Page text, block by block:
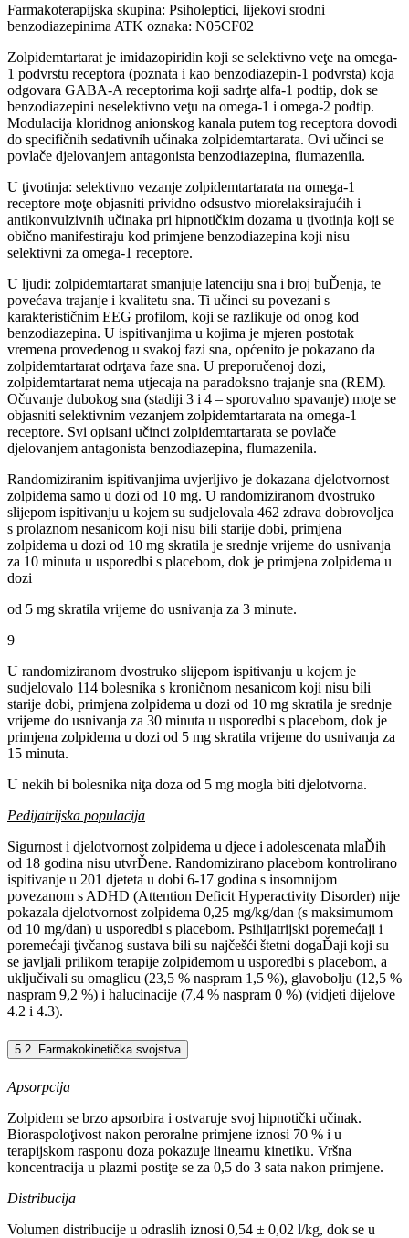
Farmakoterapijska skupina: Psiholeptici, lijekovi srodni
benzodiazepinima ATK oznaka: N05CF02
Zolpidemtartarat je imidazopiridin koji se selektivno veţe na omega-
1 podvrstu receptora (poznata i kao benzodiazepin-1 podvrsta) koja
odgovara GABA-A receptorima koji sadrţe alfa-1 podtip, dok se
benzodiazepini neselektivno veţu na omega-1 i omega-2 podtip.
Modulacija kloridnog anionskog kanala putem tog receptora dovodi
do specifičnih sedativnih učinaka zolpidemtartarata. Ovi učinci se
povlače djelovanjem antagonista benzodiazepina, flumazenila.
U ţivotinja: selektivno vezanje zolpidemtartarata na omega-1
receptore moţe objasniti prividno odsustvo miorelaksirajućih i
antikonvulzivnih učinaka pri hipnotičkim dozama u ţivotinja koji se
obično manifestiraju kod primjene benzodiazepina koji nisu
selektivni za omega-1 receptore.
U ljudi: zolpidemtartarat smanjuje latenciju sna i broj buĎenja, te
povećava trajanje i kvalitetu sna. Ti učinci su povezani s
karakterističnim EEG profilom, koji se razlikuje od onog kod
benzodiazepina. U ispitivanjima u kojima je mjeren postotak
vremena provedenog u svakoj fazi sna, općenito je pokazano da
zolpidemtartarat odrţava faze sna. U preporučenoj dozi,
zolpidemtartarat nema utjecaja na paradoksno trajanje sna (REM).
Očuvanje dubokog sna (stadiji 3 i 4 – sporovalno spavanje) moţe se
objasniti selektivnim vezanjem zolpidemtartarata na omega-1
receptore. Svi opisani učinci zolpidemtartarata se povlače
djelovanjem antagonista benzodiazepina, flumazenila.
Randomiziranim ispitivanjima uvjerljivo je dokazana djelotvornost
zolpidema samo u dozi od 10 mg. U randomiziranom dvostruko
slijepom ispitivanju u kojem su sudjelovala 462 zdrava dobrovoljca
s prolaznom nesanicom koji nisu bili starije dobi, primjena
zolpidema u dozi od 10 mg skratila je srednje vrijeme do usnivanja
za 10 minuta u usporedbi s placebom, dok je primjena zolpidema u
dozi
od 5 mg skratila vrijeme do usnivanja za 3 minute.
9
U randomiziranom dvostruko slijepom ispitivanju u kojem je
sudjelovalo 114 bolesnika s kroničnom nesanicom koji nisu bili
starije dobi, primjena zolpidema u dozi od 10 mg skratila je srednje
vrijeme do usnivanja za 30 minuta u usporedbi s placebom, dok je
primjena zolpidema u dozi od 5 mg skratila vrijeme do usnivanja za
15 minuta.
U nekih bi bolesnika niţa doza od 5 mg mogla biti djelotvorna.
Pedijatrijska populacija
Sigurnost i djelotvornost zolpidema u djece i adolescenata mlaĎih
od 18 godina nisu utvrĎene. Randomizirano placebom kontrolirano
ispitivanje u 201 djeteta u dobi 6-17 godina s insomnijom
povezanom s ADHD (Attention Deficit Hyperactivity Disorder) nije
pokazala djelotvornost zolpidema 0,25 mg/kg/dan (s maksimumom
od 10 mg/dan) u usporedbi s placebom. Psihijatrijski poremećaji i
poremećaji ţivčanog sustava bili su najčešći štetni dogaĎaji koji su
se javljali prilikom terapije zolpidemom u usporedbi s placebom, a
uključivali su omaglicu (23,5 % naspram 1,5 %), glavobolju (12,5 %
naspram 9,2 %) i halucinacije (7,4 % naspram 0 %) (vidjeti dijelove
4.2 i 4.3).
5.2. Farmakokinetička svojstva
Apsorpcija
Zolpidem se brzo apsorbira i ostvaruje svoj hipnotički učinak.
Bioraspoloţivost nakon peroralne primjene iznosi 70 % i u
terapijskom rasponu doza pokazuje linearnu kinetiku. Vršna
koncentracija u plazmi postiţe se za 0,5 do 3 sata nakon primjene.
Distribucija
Volumen distribucije u odraslih iznosi 0,54 ± 0,02 l/kg, dok se u